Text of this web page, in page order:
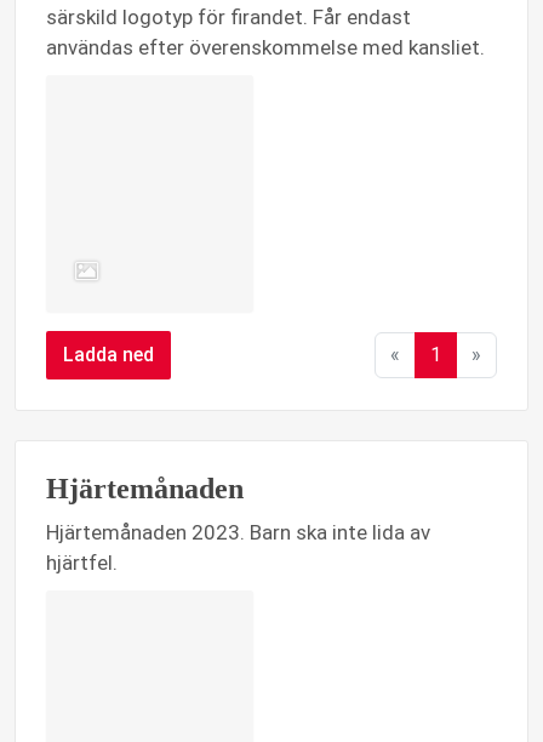
särskild logotyp för firandet. Får endast
användas efter överenskommelse med kansliet.
Ladda ned « 1 »
Hjärtemånaden
Hjärtemånaden 2023. Barn ska inte lida av
hjärtfel.